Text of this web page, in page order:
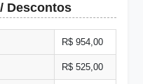
Descontos
R$ 954,00
R$ 525,00